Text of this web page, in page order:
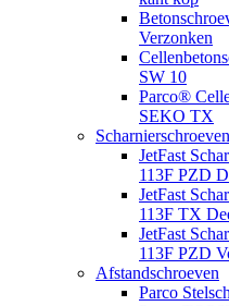
Verzonken
SW 10
Parco®
SEKO TX
Scharnierschroeven
JetFast
113F PZD
JetFast
113F TX
JetFast
113F PZD
Afstandschroeven
Parco